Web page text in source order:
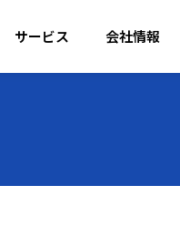
サービス 会社情報